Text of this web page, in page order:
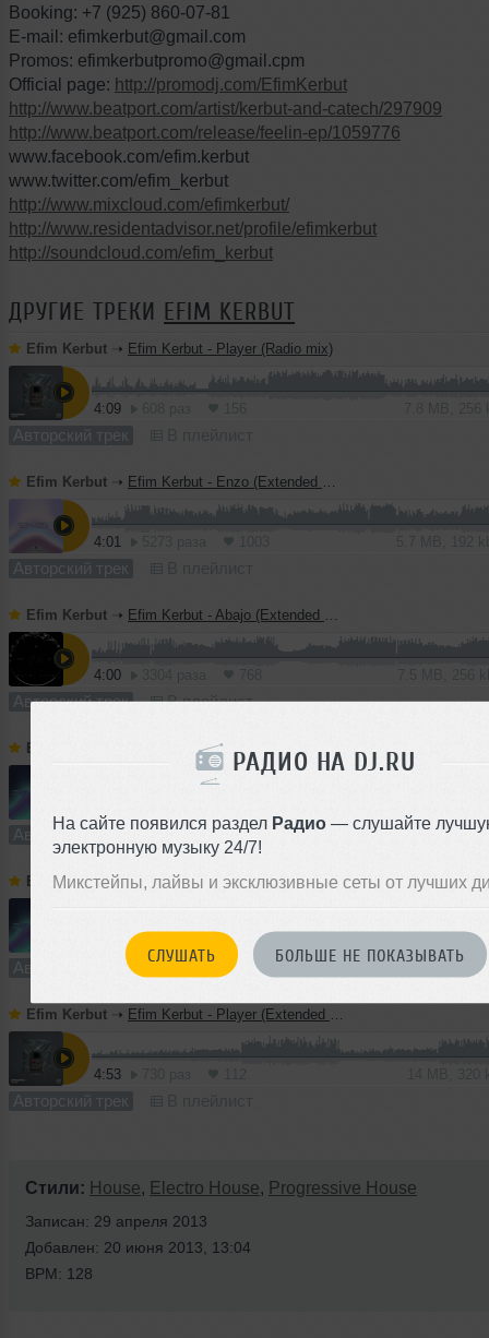
РАДИО НА DJ.RU
На сайте появился раздел Радио — слушайте
электронную музыку 24/7!
Микстейпы, лайвы и эксклюзивные сеты от лучших
СЛУШАТЬ БОЛЬШЕ НЕ ПОКАЗЫВАТЬ
Booking: +7 (925) 860-07-81
E-mail: efimkerbut@gmail.com
Promos: efimkerbutpromo@gmail.cpm
Official page: http://promodj.com/EfimKerbut
http://www.beatport.com/artist/kerbut-and-catech/297909
http://www.beatport.com/release/feelin-ep/1059776
www.facebook.com/efim.kerbut
www.twitter.com/efim_kerbut
http://www.mixcloud.com/efimkerbut/
http://www.residentadvisor.net/profile/efimkerbut
http://soundcloud.com/efim_kerbut
ДРУГИЕ ТРЕКИ EFIM KERBUT
Efim Kerbut ➝ Efim Kerbut - Player (Radio mix)
4:09
Авторский трек
Efim Kerbut ➝ Efim Kerbut - Enzo (Extended mix)
4:01
Авторский трек
Efim Kerbut ➝ Efim Kerbut - Abajo (Extended Mix)
4:00
Авторский трек В плейлист
Efim Kerbut Efim Kerbut - Delante (Radio Mix)
Авторский трек В плейлист
Efim Kerbut ➝Efim Kerbut - Delante (Extended mix)
887 4.8 MB, 192
Авторский трек В плейлист
Efim Kerbut ➝ Efim Kerbut - Player (Extended Mix)
4:53
Авторский трек
Стили: House, Electro House, Progressive House
Записан: 29 апреля 2013
Добавлен: 20 июня 2013, 13:04
BPM: 128